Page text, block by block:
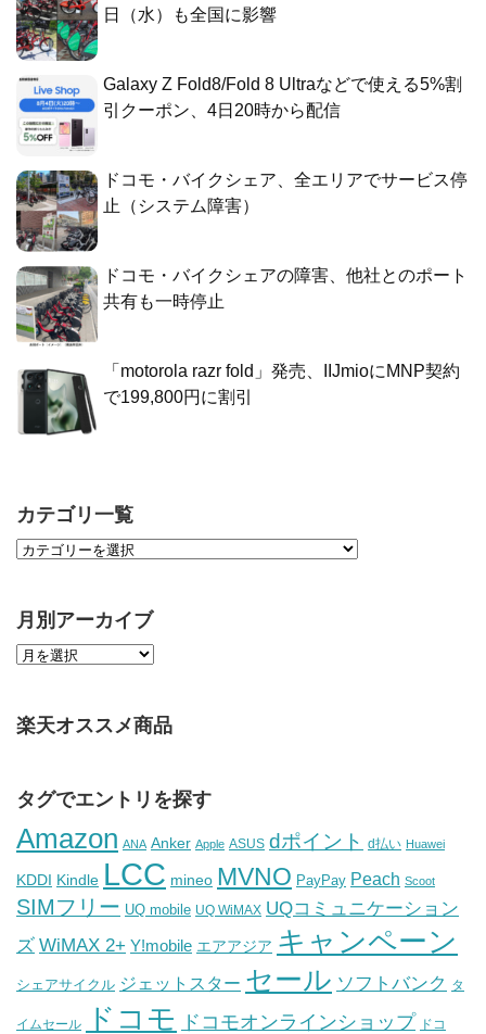
日（水）も全国に影響
Galaxy Z Fold8/Fold 8 Ultraなどで使える5%割
引クーポン、4日20時から配信
ドコモ・バイクシェア、全エリアでサービス停
止（システム障害）
ドコモ・バイクシェアの障害、他社とのポート
共有も一時停止
「motorola razr fold」発売、IIJmioにMNP契約
で199,800円に割引
カテゴリ一覧
月別アーカイブ
楽天オススメ商品
タグでエントリを探す
Amazon ANA Anker Apple ASUS dポイント d払い Huawei
KDDI Kindle LCC mineo MVNO PayPay Peach Scoot
SIMフリー UQ mobile UQ WiMAX UQコミュニケーション
ズ WiMAX 2+ Y!mobile エアアジア キャンペーン
シェアサイクル ジェットスター セール ソフトバンク タ
イムセール ドコモ ドコモオンラインショップ ドコ